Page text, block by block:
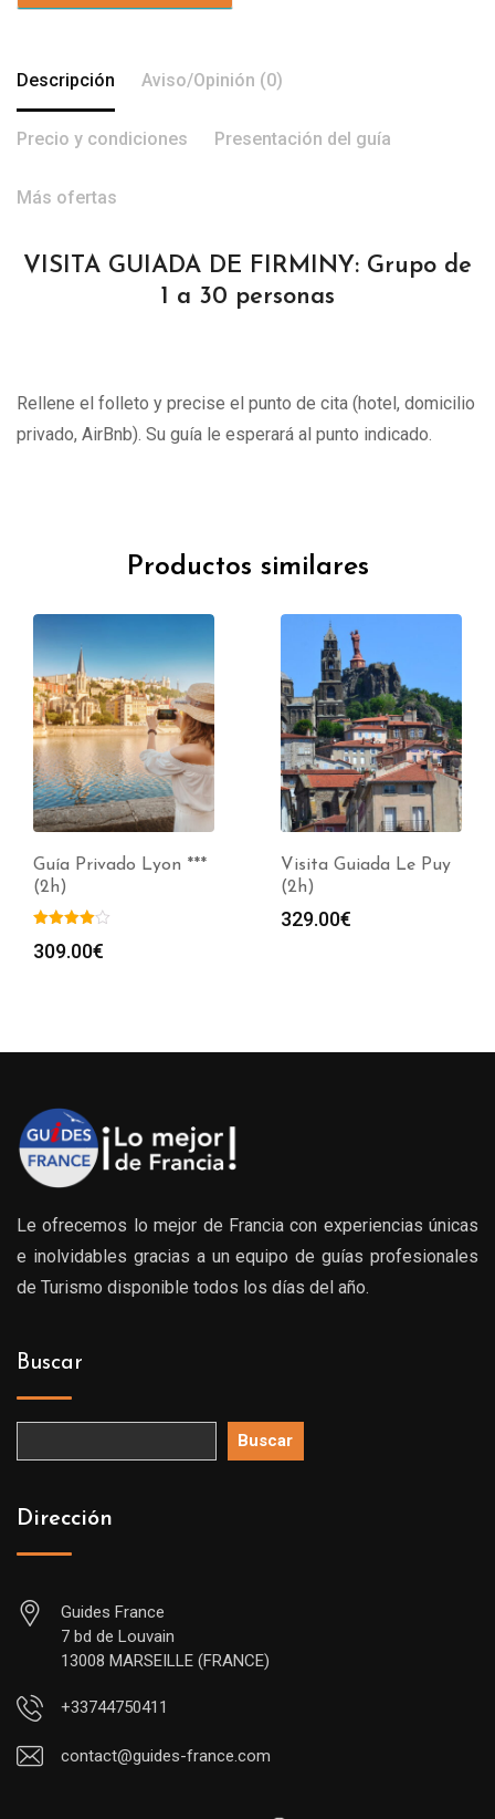
Descripción Aviso/Opinión (0)
Precio y condiciones Presentación del guía
Más ofertas
VISITA GUIADA DE FIRMINY: Grupo de
1 a 30 personas
Rellene el folleto y precise el punto de cita (hotel, domicilio
privado, AirBnb). Su guía le esperará al punto indicado.
Productos similares
Guía Privado Lyon ***
(2h)
309.00€
Visita Guiada Le Puy
(2h)
329.00€
Le ofrecemos lo mejor de Francia con experiencias únicas
e inolvidables gracias a un equipo de guías profesionales
de Turismo disponible todos los días del año.
Buscar
Buscar
Dirección
Guides France
7 bd de Louvain
13008 MARSEILLE (FRANCE)
+33744750411
contact@guides-france.com